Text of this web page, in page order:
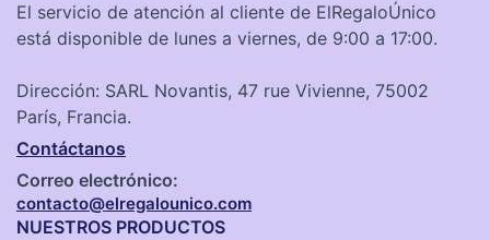
El servicio de atención al cliente de ElRegaloÚnico
está disponible de lunes a viernes, de 9:00 a 17:00.
Dirección: SARL Novantis, 47 rue Vivienne, 75002
París, Francia.
Contáctanos
Correo electrónico:
contacto@elregalounico.com
NUESTROS PRODUCTOS